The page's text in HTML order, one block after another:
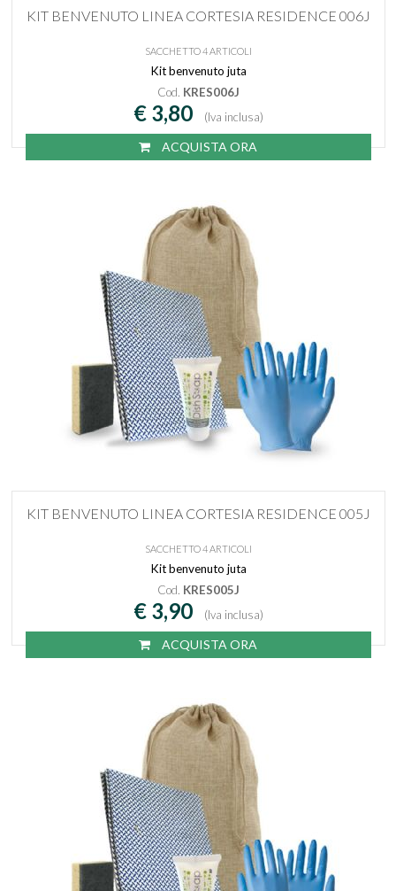
KIT BENVENUTO LINEA CORTESIA RESIDENCE 006J
SACCHETTO 4 ARTICOLI
Kit benvenuto juta
Cod. KRES006J
€ 3,80 (Iva inclusa)
ACQUISTA ORA
KIT BENVENUTO LINEA CORTESIA RESIDENCE 005J
SACCHETTO 4 ARTICOLI
Kit benvenuto juta
Cod. KRES005J
€ 3,90 (Iva inclusa)
ACQUISTA ORA